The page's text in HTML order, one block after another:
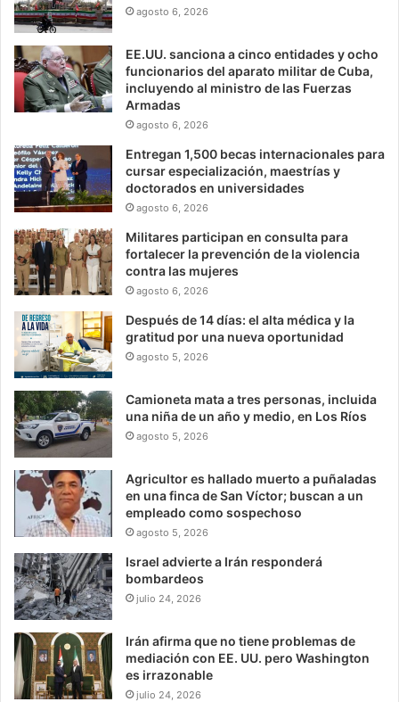
agosto 6, 2026
EE.UU. sanciona a cinco entidades y ocho
funcionarios del aparato militar de Cuba,
incluyendo al ministro de las Fuerzas
Armadas
agosto 6, 2026
Entregan 1,500 becas internacionales para
cursar especialización, maestrías y
doctorados en universidades
agosto 6, 2026
Militares participan en consulta para
fortalecer la prevención de la violencia
contra las mujeres
agosto 6, 2026
Después de 14 días: el alta médica y la
gratitud por una nueva oportunidad
agosto 5, 2026
Camioneta mata a tres personas, incluida
una niña de un año y medio, en Los Ríos
agosto 5, 2026
Agricultor es hallado muerto a puñaladas
en una finca de San Víctor; buscan a un
empleado como sospechoso
agosto 5, 2026
Israel advierte a Irán responderá
bombardeos
julio 24, 2026
Irán afirma que no tiene problemas de
mediación con EE. UU. pero Washington
es irrazonable
julio 24, 2026